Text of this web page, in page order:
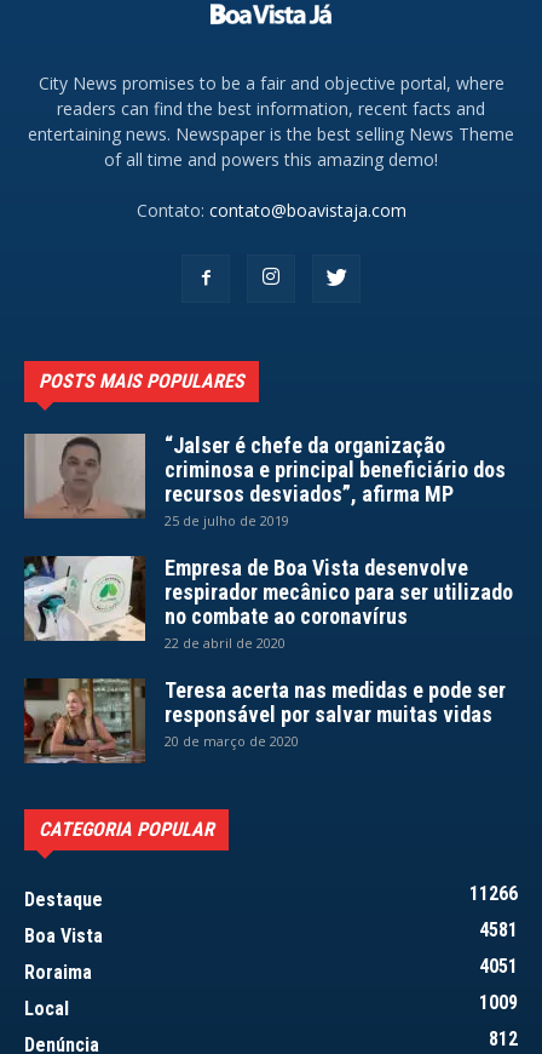
City News promises to be a fair and objective portal, where
readers can find the best information, recent facts and
entertaining news. Newspaper is the best selling News Theme
of all time and powers this amazing demo!
Contato: contato@boavistaja.com
POSTS MAIS POPULARES
“Jalser é chefe da organização
criminosa e principal beneficiário dos
recursos desviados”, afirma MP
25 de julho de 2019
Empresa de Boa Vista desenvolve
respirador mecânico para ser utilizado
no combate ao coronavírus
22 de abril de 2020
Teresa acerta nas medidas e pode ser
responsável por salvar muitas vidas
20 de março de 2020
CATEGORIA POPULAR
Destaque
11266
Boa Vista
4581
Roraima
4051
Local
1009
Denúncia
812